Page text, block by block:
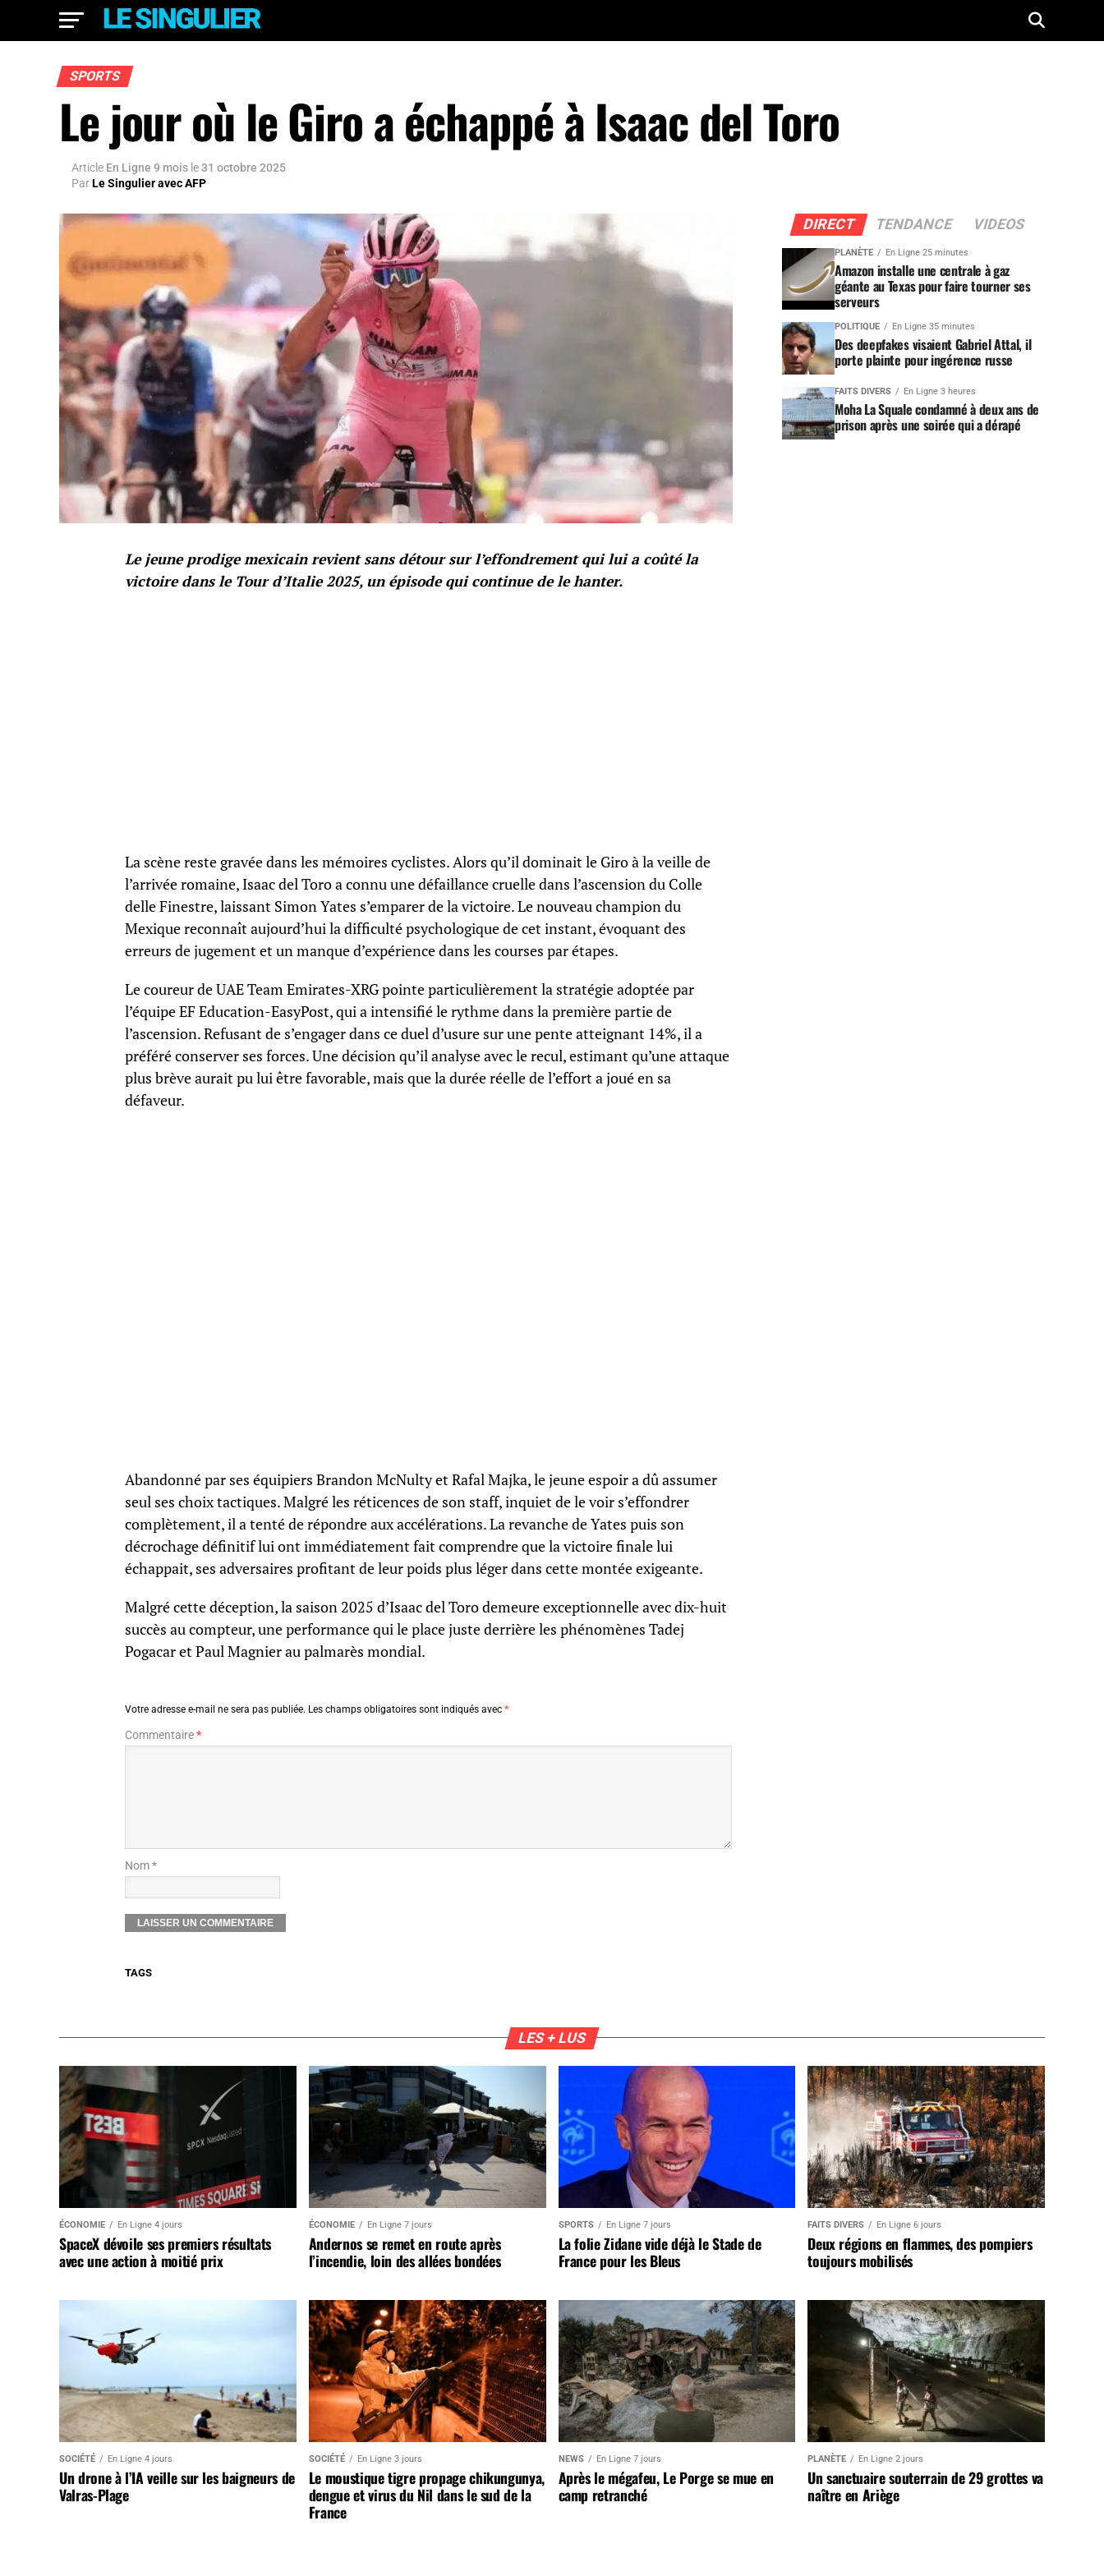
SPORTS
Le jour où le Giro a échappé à Isaac del Toro
Article En Ligne 9 mois le31 octobre 2025
ParLe Singulier avec AFP
Le jeune prodige mexicain revient sans détour sur l’effondrement qui lui a coûté la
victoire dans le Tour d’Italie 2025, un épisode qui continue de le hanter.
La scène reste gravée dans les mémoires cyclistes. Alors qu’il dominait le Giro à la veille de
l’arrivée romaine, Isaac del Toro a connu une défaillance cruelle dans l’ascension du Colle
delle Finestre, laissant Simon Yates s’emparer de la victoire. Le nouveau champion du
Mexique reconnaît aujourd’hui la difficulté psychologique de cet instant, évoquant des
erreurs de jugement et un manque d’expérience dans les courses par étapes.
Le coureur de UAE Team Emirates-XRG pointe particulièrement la stratégie adoptée par
l’équipe EF Education-EasyPost, qui a intensifié le rythme dans la première partie de
l’ascension. Refusant de s’engager dans ce duel d’usure sur une pente atteignant 14%, il a
préféré conserver ses forces. Une décision qu’il analyse avec le recul, estimant qu’une attaque
plus brève aurait pu lui être favorable, mais que la durée réelle de l’effort a joué en sa
défaveur.
Abandonné par ses équipiers Brandon McNulty et Rafal Majka, le jeune espoir a dû assumer
seul ses choix tactiques. Malgré les réticences de son staff, inquiet de le voir s’effondrer
complètement, il a tenté de répondre aux accélérations. La revanche de Yates puis son
décrochage définitif lui ont immédiatement fait comprendre que la victoire finale lui
échappait, ses adversaires profitant de leur poids plus léger dans cette montée exigeante.
Malgré cette déception, la saison 2025 d’Isaac del Toro demeure exceptionnelle avec dix-huit
succès au compteur, une performance qui le place juste derrière les phénomènes Tadej
Pogacar et Paul Magnier au palmarès mondial.
Votre adresse e-mail ne sera pas publiée. Les champs obligatoires sont indiqués avec *
Commentaire*
Nom *
TAGS
DIRECT TENDANCE VIDEOS
PLANÈTE En Ligne 25 minutes
Amazon installe une centrale à gaz
géante au Texas pour faire tourner ses
serveurs
POLITIQUE En Ligne 35 minutes
Des deepfakes visaient Gabriel Attal, il
porte plainte pour ingérence russe
FAITS DIVERS En Ligne 3 heures
Moha La Squale condamné à deux ans de
prison après une soirée qui a dérapé
LES + LUS
ÉCONOMIE En Ligne 4 jours
SpaceX dévoile ses premiers résultats
avec une action à moitié prix
ÉCONOMIE En Ligne 7 jours
Andernos se remet en route après
l’incendie, loin des allées bondées
SPORTS En Ligne 7 jours
La folie Zidane vide déjà le Stade de
France pour les Bleus
FAITS DIVERS En Ligne 6 jours
Deux régions en flammes, des pompiers
toujours mobilisés
SOCIÉTÉ En Ligne 4 jours
Un drone à l’IA veille sur les baigneurs de
Valras-Plage
SOCIÉTÉ En Ligne 3 jours
Le moustique tigre propage chikungunya,
dengue et virus du Nil dans le sud de la
France
NEWS En Ligne 7 jours
Après le mégafeu, Le Porge se mue en
camp retranché
PLANÈTE En Ligne 2 jours
Un sanctuaire souterrain de 29 grottes va
naître en Ariège